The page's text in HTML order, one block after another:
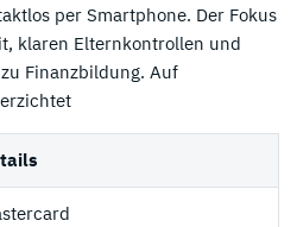
per Smartphone. Der Fokus
klaren Elternkontrollen und
Finanzbildung. Auf